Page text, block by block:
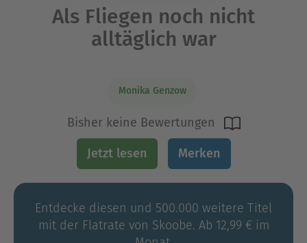
Als Fliegen noch nicht
alltäglich war
Monika Genzow
Bisher keine Bewertungen
Jetzt lesen Merken
Entdecke diesen und 500.000 weitere Titel
mit der Flatrate von Skoobe. Ab 12,99 € im